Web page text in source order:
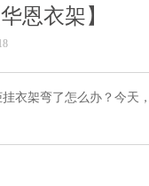
恩衣架】
衣架弯了怎么办？今天